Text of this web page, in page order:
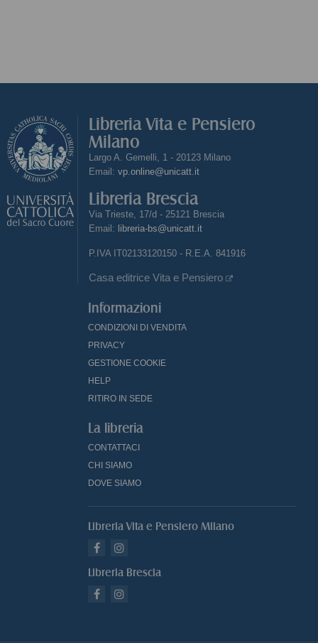
Libreria Vita e Pensiero
Milano
Largo A. Gemelli, 1 - 20123 Milano
Email: vp.online@unicatt.it
Libreria Brescia
Via Trieste, 17/d - 25121 Brescia
Email: libreria-bs@unicatt.it
P.IVA IT02133120150 - R.E.A. 841916
Casa editrice Vita e Pensiero
Informazioni
CONDIZIONI DI VENDITA
PRIVACY
GESTIONE COOKIE
HELP
RITIRO IN SEDE
La libreria
CONTATTACI
CHI SIAMO
DOVE SIAMO
Libreria Vita e Pensiero Milano
Libreria Brescia